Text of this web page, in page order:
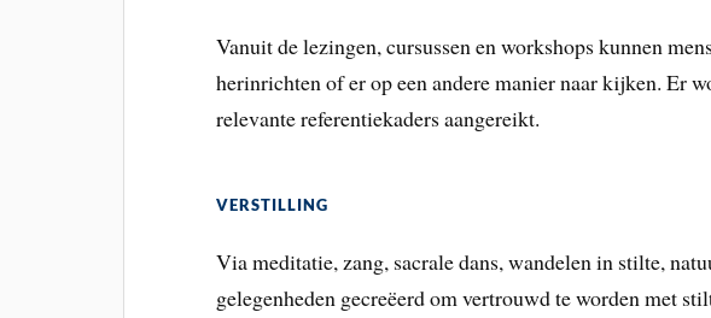
Vanuit de lezingen, cursussen en workshops kunnen
herinrichten of er op een andere manier naar kijken. Er
relevante referentiekaders aangereikt.
VERSTILLING
Via meditatie, zang, sacrale dans, wandelen in stilte,
gelegenheden gecreëerd om vertrouwd te worden met